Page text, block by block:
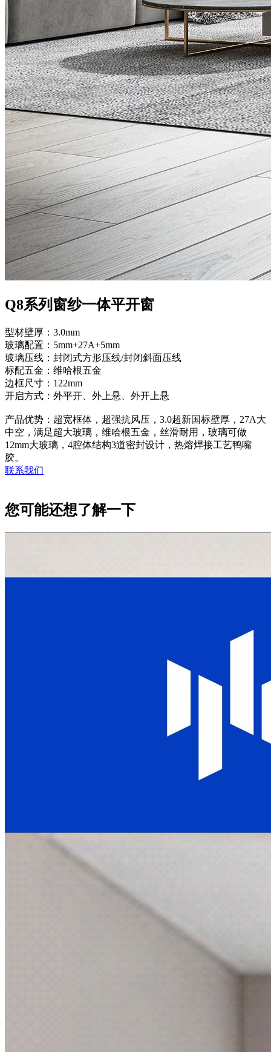
Q8系列窗纱一体平开窗
型材壁厚：3.0mm
玻璃配置：5mm+27A+5mm
玻璃压线：封闭式方形压线/封闭斜面压线
标配五金：维哈根五金
边框尺寸：122mm
开启方式：外平开、外上悬、外开上悬
产品优势：超宽框体，超强抗风压，3.0超新国标壁厚，27A大
中空，满足超大玻璃，维哈根五金，丝滑耐用，玻璃可做
12mm大玻璃，4腔体结构3道密封设计，热熔焊接工艺鸭嘴
胶。
联系我们
您可能还想了解一下